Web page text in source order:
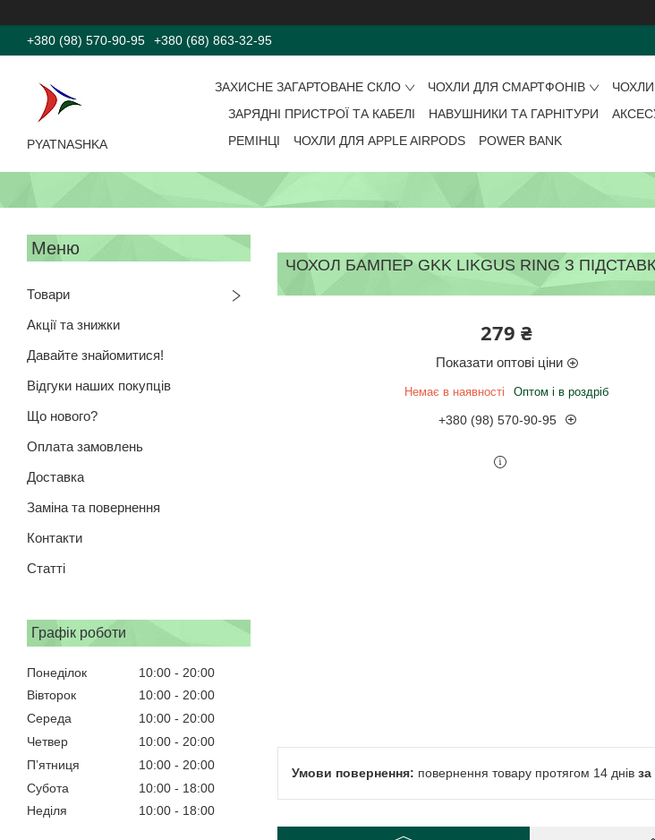
+380 (98) 570-90-95 +380 (68) 863-32-95
PYATNASHKA
ЗАХИСНЕ ЗАГАРТОВАНЕ СКЛО ЧОХЛИ ДЛЯ СМАРТФОНІВ
ЗАРЯДНІ ПРИСТРОЇ ТА КАБЕЛІ
НАВУШНИКИ ТА ГАРНІТУРИ
РЕМІНЦІ
ЧОХЛИ ДЛЯ APPLE AIRPODS POWER BANK
Товари
Акції та знижки
Давайте знайомитися!
Відгуки наших покупців
Що нового?
Оплата замовлень
Доставка
Заміна та повернення
Контакти
Статті
Графік роботи
Понеділок 10:00
20:00
Вівторок
10:00
20:00
Середа
10:00
20:00
Четвер
10:00
20:00
Пʼятниця
10:00
20:00
Субота
10:00
18:00
Неділя
10:00 18:00
ЧОХОЛ БАМПЕР GKK LIKGUS RING З
279 ₴
Показати оптові ціни
Немає в наявності Оптом і в роздріб
+380 (98) 570-90-95
повернення товару протягом 14 днів